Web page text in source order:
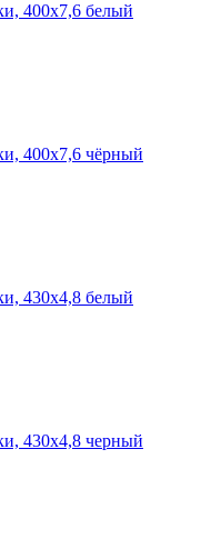
400х7,6 белый
400х7,6 чёрный
430х4,8 белый
430х4,8 черный